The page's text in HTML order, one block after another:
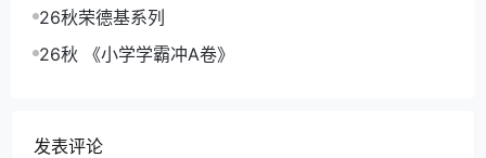
26秋荣德基系列
26秋 《小学学霸冲A卷》
发表评论